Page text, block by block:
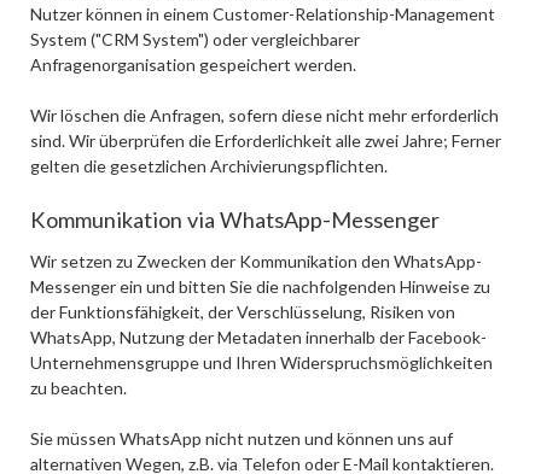
Nutzer können in einem Customer-Relationship-Management
System ("CRM System") oder vergleichbarer
Anfragenorganisation gespeichert werden.
Wir löschen die Anfragen, sofern diese nicht mehr erforderlich
sind. Wir überprüfen die Erforderlichkeit alle zwei Jahre; Ferner
gelten die gesetzlichen Archivierungspflichten.
Kommunikation via WhatsApp-Messenger
Wir setzen zu Zwecken der Kommunikation den WhatsApp-
Messenger ein und bitten Sie die nachfolgenden Hinweise zu
der Funktionsfähigkeit, der Verschlüsselung, Risiken von
WhatsApp, Nutzung der Metadaten innerhalb der Facebook-
Unternehmensgruppe und Ihren Widerspruchsmöglichkeiten
zu beachten.
Sie müssen WhatsApp nicht nutzen und können uns auf
alternativen Wegen, z.B. via Telefon oder E-Mail kontaktieren.